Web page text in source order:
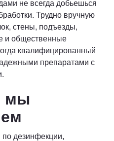
не всегда добьешься
Трудно вручную
стены, подъезды,
и общественные
квалифицированный
препаратами с
мы
по дезинфекции,